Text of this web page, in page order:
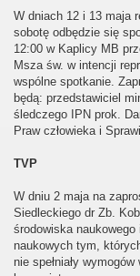
W dniach 12 i 13 maja
sobotę odbędzie się
12:00 w Kaplicy MB
Msza św. w intencji
wspólne spotkanie.
będą: przedstawiciel
śledczego IPN prok.
Praw człowieka i
TVP
W dniu 2 maja na
Siedleckiego dr Zb.
środowiska naukowego
naukowych tym,
nie spełniały